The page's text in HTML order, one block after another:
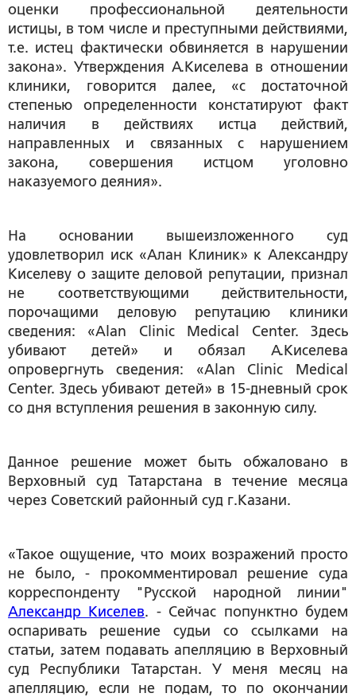
оценки профессиональной деятельности
истицы, в том числе и преступными действиями,
т.е. истец фактически обвиняется в нарушении
закона». Утверждения А.Киселева в отношении
клиники, говорится далее, «с достаточной
степенью определенности констатируют факт
наличия в действиях истца действий,
направленных и связанных с нарушением
закона, совершения истцом уголовно
наказуемого деяния».
На основании вышеизложенного суд
удовлетворил иск «Алан Клиник» к Александру
Киселеву о защите деловой репутации, признал
не соответствующими действительности,
порочащими деловую репутацию клиники
сведения: «Alan Clinic Medical Center. Здесь
убивают детей» и обязал А.Киселева
опровергнуть сведения: «Alan Clinic Medical
Center. Здесь убивают детей» в 15-дневный срок
со дня вступления решения в законную силу.
Данное решение может быть обжаловано в
Верховный суд Татарстана в течение месяца
через Советский районный суд г.Казани.
«Такое ощущение, что моих возражений просто
не было, - прокомментировал решение суда
корреспонденту "Русской народной линии"
Александр Киселев. - Сейчас попунктно будем
оспаривать решение судьи со ссылками на
статьи, затем подавать апелляцию в Верховный
суд Республики Татарстан. У меня месяц на
апелляцию, если не подам, то по окончании